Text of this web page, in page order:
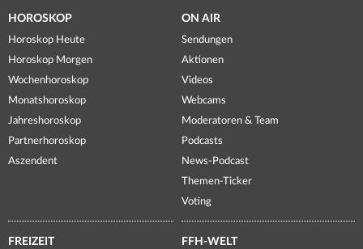
HOROSKOP
Horoskop Heute
Horoskop Morgen
Wochenhoroskop
Monatshoroskop
Jahreshoroskop
Partnerhoroskop
Aszendent
ON AIR
Sendungen
Aktionen
Videos
Webcams
Moderatoren & Team
Podcasts
News-Podcast
Themen-Ticker
Voting
FREIZEIT FFH-WELT